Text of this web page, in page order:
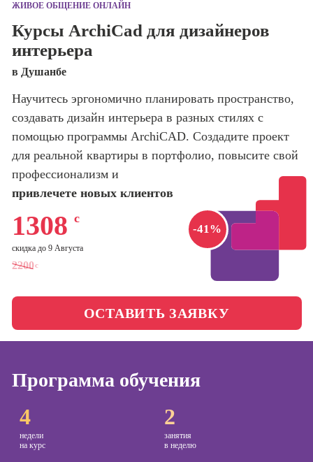
Школа дизайна
Школа нейросетей и
Школа психологии
Школа бизнеса и
управления
Школа медиа
поисковой
сайтов)
Профессия
Интернет-
Профессия
маркетингу в
социальных
сетях (SMM-
менеджер)
Специалист по
таргетингу
ЖИВОЕ ОБЩЕНИЕ ОНЛАЙН
Курсы ArchiCad для дизайнеров
интерьера
в Душанбе
Научитесь эргономично планировать пространство,
создавать дизайн интерьера в разных стилях с
помощью программы ArchiCAD. Создадите проект
для реальной квартиры в портфолио, повысите свой
профессионализм и
привлечете новых клиентов
-41%
2200с
1308 с
скидка до 9 Августа
ОСТАВИТЬ ЗАЯВКУ
Программа обучения
4
недели
на курс
2
занятия
в неделю